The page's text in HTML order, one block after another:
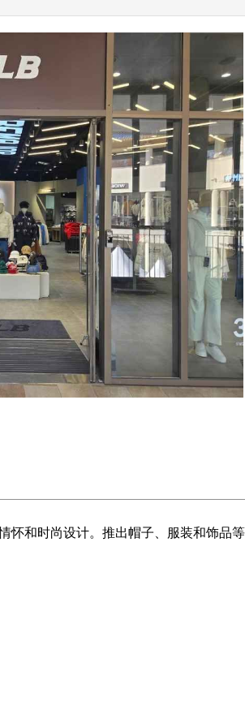
和时尚设计。推出帽子、服装和饰品